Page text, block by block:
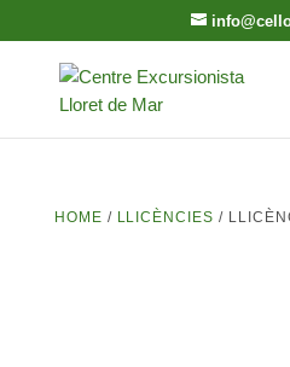
HOME / LLICÈNCIES /